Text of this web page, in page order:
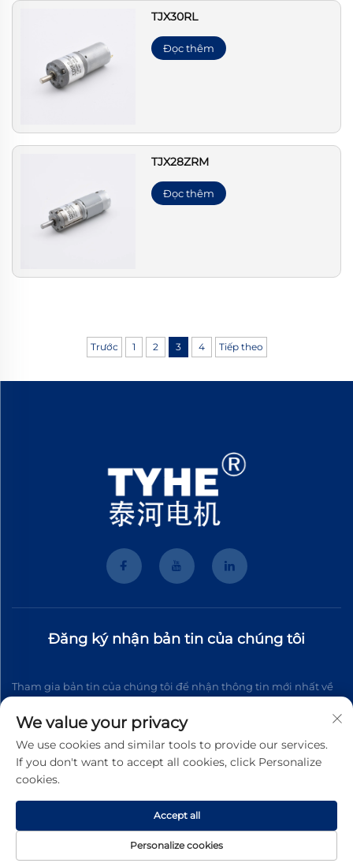
TJX30RL
Đọc thêm
TJX28ZRM
Đọc thêm
Trước 1 2 3 4 Tiếp theo
Đăng ký nhận bản tin của chúng tôi
Tham gia bản tin của chúng tôi để nhận thông tin mới nhất về
Đăng ký
Bản quyền © 2026 Wenzhou Tyhe Motor Co.,ltd. Mọi quyền được
Chính sách Riêng tư
We value your privacy
We use cookies and similar tools to provide our services.
If you don't want to accept all cookies, click Personalize
cookies.
Personalize cookies
Accept all